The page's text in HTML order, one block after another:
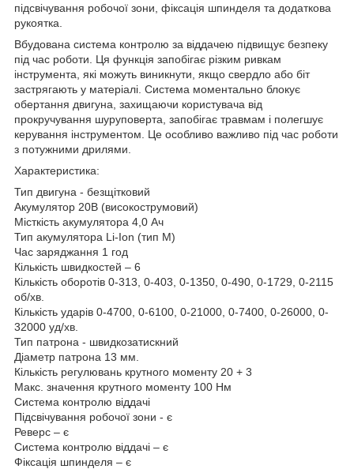
підсвічування робочої зони, фіксація шпинделя та додаткова
рукоятка.
Вбудована система контролю за віддачею підвищує безпеку
під час роботи. Ця функція запобігає різким ривкам
інструмента, які можуть виникнути, якщо свердло або біт
застрягають у матеріалі. Система моментально блокує
обертання двигуна, захищаючи користувача від
прокручування шуруповерта, запобігає травмам і полегшує
керування інструментом. Це особливо важливо під час роботи
з потужними дрилями.
Характеристика:
Тип двигуна - безщітковий
Акумулятор 20В (високострумовий)
Місткість акумулятора 4,0 Ач
Тип акумулятора Li-Ion (тип М)
Час заряджання 1 год
Кількість швидкостей – 6
Кількість оборотів 0-313, 0-403, 0-1350, 0-490, 0-1729, 0-2115
об/хв.
Кількість ударів 0-4700, 0-6100, 0-21000, 0-7400, 0-26000, 0-
32000 уд/хв.
Тип патрона - швидкозатискний
Діаметр патрона 13 мм.
Кількість регулювань крутного моменту 20 + 3
Макс. значення крутного моменту 100 Нм
Система контролю віддачі
Підсвічування робочої зони - є
Реверс – є
Система контролю віддачі – є
Фіксація шпинделя – є